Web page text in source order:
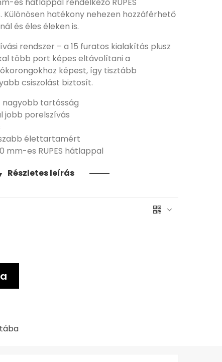
hatékony nehezen hozzáférhető
és éles éleken is.
rendszer – a 15 furatos kialakítás plusz
több port képes eltávolítani a
képest, így tisztább
csiszolást biztosít.
nagyobb tartósság
jobb porelszívás
élettartamért
mm-es RUPES hátlappal
Részletes leírás